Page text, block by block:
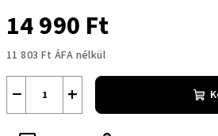
14 990 Ft
11 803 Ft ÁFA nélkül
+
−